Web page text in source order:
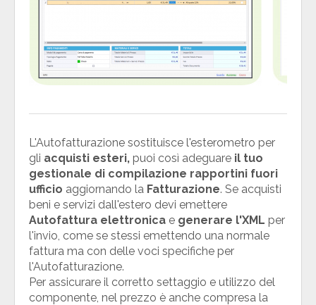
L'Autofatturazione sostituisce l'esterometro per
gli acquisti esteri, puoi così adeguare il tuo
gestionale di compilazione rapportini fuori
ufficio aggiornando la Fatturazione. Se acquisti
beni e servizi dall'estero devi emettere
Autofattura elettronica e generare l'XML per
l'invio, come se stessi emettendo una normale
fattura ma con delle voci specifiche per
l'Autofatturazione.
Per assicurare il corretto settaggio e utilizzo del
componente, nel prezzo è anche compresa la